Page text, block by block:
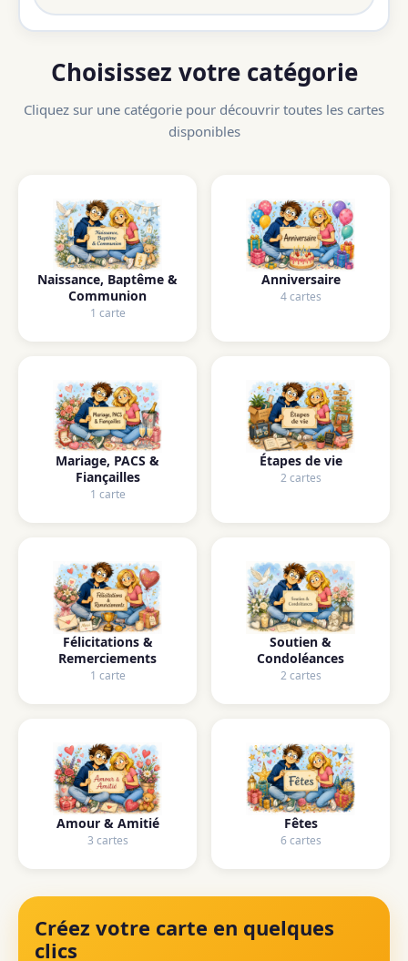
Choisissez votre catégorie
Cliquez sur une catégorie pour découvrir toutes les cartes
disponibles
Naissance, Baptême &
Communion
1 carte
Anniversaire
4 cartes
Mariage, PACS &
Fiançailles
1 carte
Étapes de vie
2 cartes
Félicitations &
Remerciements
1 carte
Soutien &
Condoléances
2 cartes
Amour & Amitié
3 cartes
Fêtes
6 cartes
Créez votre carte en quelques
clics